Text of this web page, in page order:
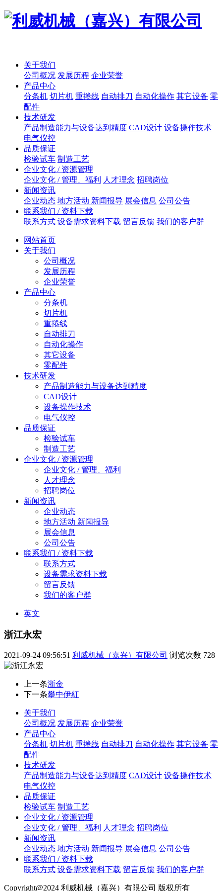
关于我们
公司概况 发展历程 企业荣誉
产品中心
分条机 切片机 重捲线 自动排刀 自动化操作 其它设备 零
配件
技术研发
产品制造能力与设备达到精度 CAD设计 设备操作技术
电气仪控
品质保证
检验试车 制造工艺
企业文化 / 资源管理
企业文化 / 管理、福利
人才理念 招聘岗位
新闻资讯
企业动态 地方活动 新闻报导 展会信息 公司公告
联系我们 / 资料下载
联系方式 设备需求资料下载 留言反馈 我们的客户群
网站首页
关于我们
公司概况
发展历程
企业荣誉
产品中心
分条机
切片机
重捲线
自动排刀
自动化操作
其它设备
零配件
技术研发
产品制造能力与设备达到精度
CAD设计
设备操作技术
电气仪控
品质保证
检验试车
制造工艺
企业文化 / 资源管理
企业文化 / 管理、福利
人才理念
招聘岗位
新闻资讯
企业动态
地方活动 新闻报导
展会信息
公司公告
联系我们 / 资料下载
联系方式
设备需求资料下载
留言反馈
我们的客户群
英文
浙江永宏
2021-09-24 09:56:51 利威机械（嘉兴）有限公司 浏览次数 728
上一条浙金
下一条攀中伊紅
关于我们
公司概况 发展历程 企业荣誉
产品中心
分条机 切片机 重捲线 自动排刀 自动化操作 其它设备 零
配件
技术研发
产品制造能力与设备达到精度 CAD设计 设备操作技术
电气仪控
品质保证
检验试车 制造工艺
企业文化 / 资源管理
企业文化 / 管理、福利
人才理念 招聘岗位
新闻资讯
企业动态 地方活动 新闻报导 展会信息 公司公告
联系我们 / 资料下载
联系方式 设备需求资料下载 留言反馈 我们的客户群
Copyright@2024 利威机械（嘉兴）有限公司 版权所有